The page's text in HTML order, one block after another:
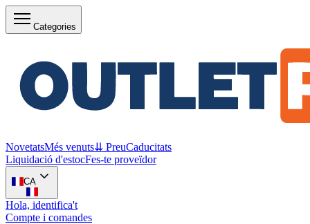
Categories
NovetatsMés venuts⇊ PreuCaducitats
Liquidació d'estocFes-te proveïdor
CA
Hola, identifica't
Compte i comandes